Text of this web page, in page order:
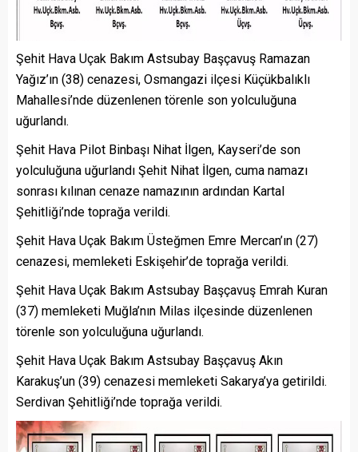
Şehit Hava Uçak Bakım Astsubay Başçavuş Ramazan
Yağız’ın (38) cenazesi, Osmangazi ilçesi Küçükbalıklı
Mahallesi’nde düzenlenen törenle son yolculuğuna
uğurlandı.
Şehit Hava Pilot Binbaşı Nihat İlgen, Kayseri’de son
yolculuğuna uğurlandı Şehit Nihat İlgen, cuma namazı
sonrası kılınan cenaze namazının ardından Kartal
Şehitliği’nde toprağa verildi.
Şehit Hava Uçak Bakım Üsteğmen Emre Mercan’ın (27)
cenazesi, memleketi Eskişehir’de toprağa verildi.
Şehit Hava Uçak Bakım Astsubay Başçavuş Emrah Kuran
(37) memleketi Muğla’nın Milas ilçesinde düzenlenen
törenle son yolculuğuna uğurlandı.
Şehit Hava Uçak Bakım Astsubay Başçavuş Akın
Karakuş’un (39) cenazesi memleketi Sakarya’ya getirildi.
Serdivan Şehitliği’nde toprağa verildi.